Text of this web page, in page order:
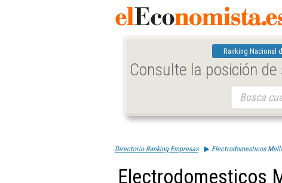
Ranking Nacional
Consulte la posición
Directorio Ranking Empresas Electrodomesticos
Electrodomesticos